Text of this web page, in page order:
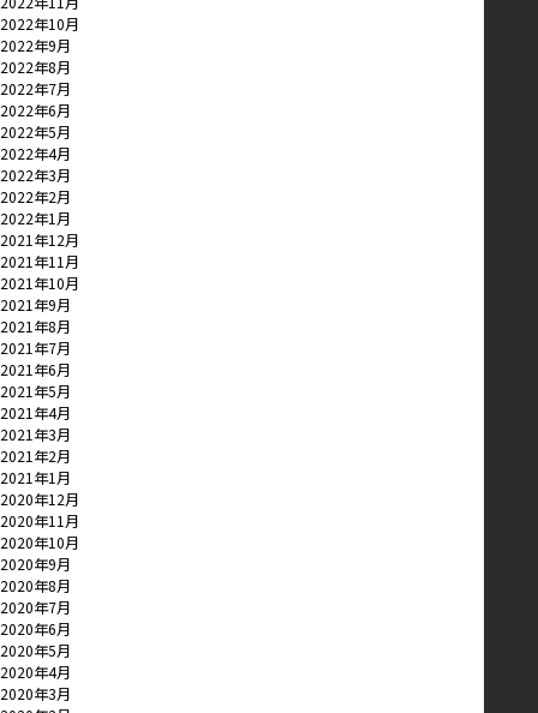
2022年10月
2022年9月
2022年8月
2022年7月
2022年6月
2022年5月
2022年4月
2022年3月
2022年2月
2022年1月
2021年12月
2021年11月
2021年10月
2021年9月
2021年8月
2021年7月
2021年6月
2021年5月
2021年4月
2021年3月
2021年2月
2021年1月
2020年12月
2020年11月
2020年10月
2020年9月
2020年8月
2020年7月
2020年6月
2020年5月
2020年4月
2020年3月